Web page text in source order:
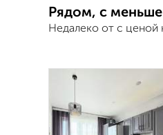
Рядом, с
Недалеко от с ценой